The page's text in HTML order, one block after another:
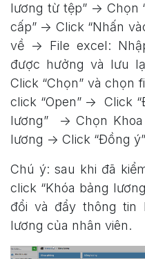
lương từ tệp” -> Chọn
cấp” -> Click “Nhấn
về -> File excel:
được hưởng và lưu
Click “Chọn” và chọn
click “Open” -> Click
lương” -> Chọn
lương -> Click “Đồng
Chú ý: sau khi đã
click “Khóa bảng
đổi và đẩy thông tin
lương của nhân viên.